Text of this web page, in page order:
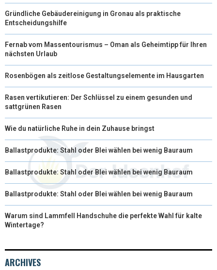
R
)
Gründliche Gebäudereinigung in Gronau als praktische
Entscheidungshilfe
Fernab vom Massentourismus – Oman als Geheimtipp für Ihren
nächsten Urlaub
Rosenbögen als zeitlose Gestaltungselemente im Hausgarten
Rasen vertikutieren: Der Schlüssel zu einem gesunden und
sattgrünen Rasen
Wie du natürliche Ruhe in dein Zuhause bringst
Ballastprodukte: Stahl oder Blei wählen bei wenig Bauraum
Ballastprodukte: Stahl oder Blei wählen bei wenig Bauraum
Ballastprodukte: Stahl oder Blei wählen bei wenig Bauraum
Warum sind Lammfell Handschuhe die perfekte Wahl für kalte
Wintertage?
ARCHIVES